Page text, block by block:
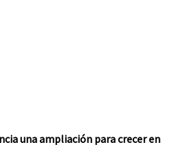
una ampliación para crecer en